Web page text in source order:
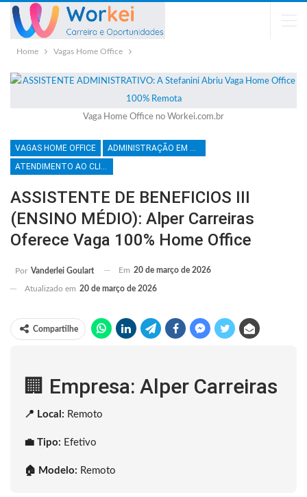
Home Vagas Home Office
Vaga Home Office no Workei.com.br
VAGAS HOME OFFICE
ADMINISTRAÇÃO EM GERAL
ATENDIMENTO AO CLIENTE
ASSISTENTE DE BENEFICIOS III
(ENSINO MÉDIO): Alper Carreiras
Oferece Vaga 100% Home Office
Por Vanderlei Goulart Em 20 de março de 2026
Atualizado em 20 de março de 2026
Compartilhe
🏢 Empresa: Alper Carreiras
📍 Local: Remoto
💼 Tipo: Efetivo
🏠 Modelo: Remoto